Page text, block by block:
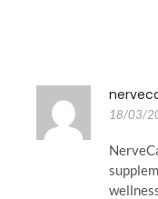
18/03/